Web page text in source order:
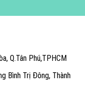
Q.Tân Phú,TPHCM
Bình Trị Đông, Thành